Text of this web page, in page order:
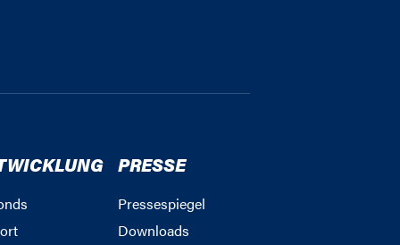
PRESSE
Pressespiegel
Downloads